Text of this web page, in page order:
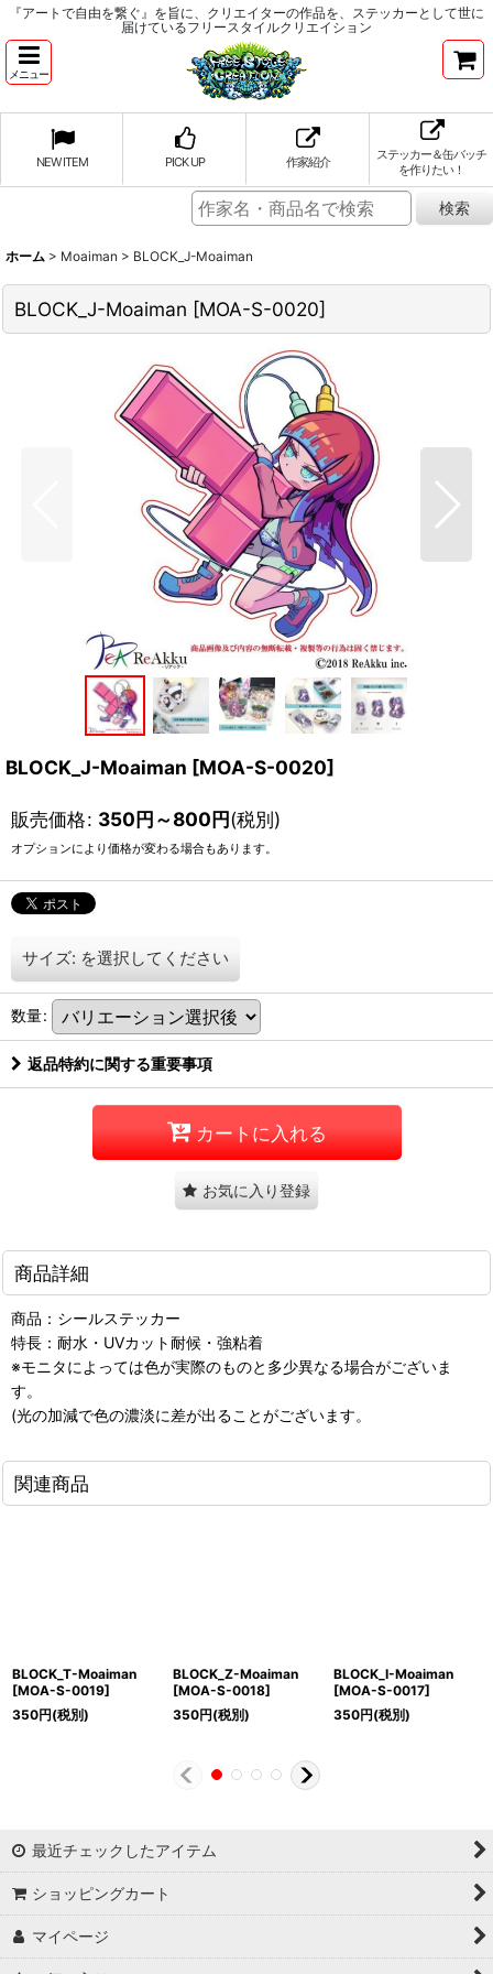
『アートで自由を繋ぐ』を旨に、クリエイターの作品を、ステッカーとして世に
届けているフリースタイルクリエイション
メニュー
NEW ITEM PICK UP 作家紹介
ステッカー＆缶バッチ
を作りたい！
ホーム > Moaiman > BLOCK_J-Moaiman
BLOCK_J-Moaiman [MOA-S-0020]
BLOCK_J-Moaiman [MOA-S-0020]
販売価格: 350円～800円(税別)
オプションにより価格が変わる場合もあります。
サイズ: を選択してください
数量:
返品特約に関する重要事項
カートに入れる
お気に入り登録
商品詳細
商品：シールステッカー
特長：耐水・UVカット耐候・強粘着
※モニタによっては色が実際のものと多少異なる場合がございま
す。
(光の加減で色の濃淡に差が出ることがございます。
関連商品
BLOCK_T-Moaiman
[MOA-S-0019]
350円(税別)
BLOCK_Z-Moaiman
[MOA-S-0018]
350円(税別)
BLOCK_I-Moaiman
[MOA-S-0017]
350円(税別)
最近チェックしたアイテム
ショッピングカート
マイページ